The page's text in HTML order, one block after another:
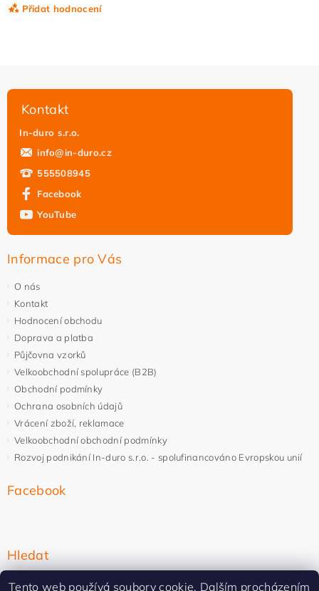
Přidat hodnocení
osobních údajů
Kontakt
In-duro s.r.o.
info@in-duro.cz
555508945
Facebook
YouTube
Informace pro Vás
O nás
Kontakt
Hodnocení obchodu
Doprava a platba
Půjčovna vzorků
Velkoobchodní spolupráce (B2B)
Obchodní podmínky
Ochrana osobních údajů
Vrácení zboží, reklamace
Velkoobchodní obchodní podmínky
Rozvoj podnikání In-duro s.r.o. - spolufinancováno Evropskou unií
Facebook
Hledat
Tento web používá soubory cookie. Dalším procházením